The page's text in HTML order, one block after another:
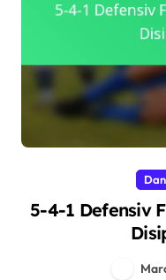
5-4-1 Defensiv